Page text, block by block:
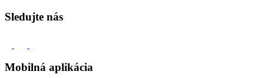
Sledujte nás
Mobilná aplikácia